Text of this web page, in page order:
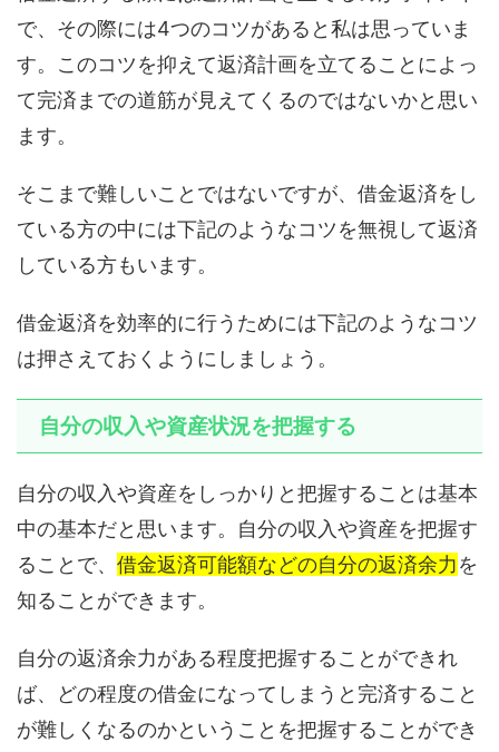
で、その際には4つのコツがあると私は思っていま
す。このコツを抑えて返済計画を立てることによっ
て完済までの道筋が見えてくるのではないかと思い
ます。
そこまで難しいことではないですが、借金返済をし
ている方の中には下記のようなコツを無視して返済
している方もいます。
借金返済を効率的に行うためには下記のようなコツ
は押さえておくようにしましょう。
自分の収入や資産状況を把握する
自分の収入や資産をしっかりと把握することは基本
中の基本だと思います。自分の収入や資産を把握す
ることで、 借金返済可能額などの自分の返済余力を
知ることができます。
自分の返済余力がある程度把握することができれ
ば、どの程度の借金になってしまうと完済すること
が難しくなるのかということを把握することができ